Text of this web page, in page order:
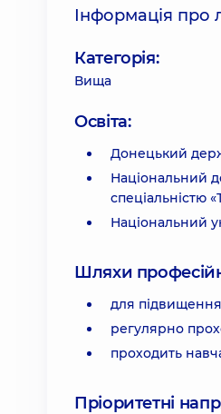
Інформація про
Категорія:
Вища
Освіта:
Донецький
Національний
спеціальністю
Національний
Шляхи
для підвищення
регулярно
проходить
Пріоритетні